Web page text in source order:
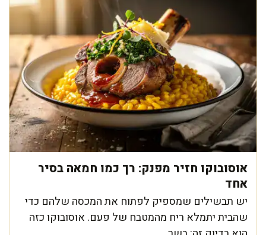
אוסובוקו חזיר מפנק: רך כמו חמאה בסיר
אחד
יש תבשילים שמספיק לפתוח את המכסה שלהם כדי
שהבית יתמלא ריח מהמטבח של פעם. אוסובוקו כזה